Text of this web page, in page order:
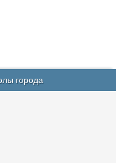
города